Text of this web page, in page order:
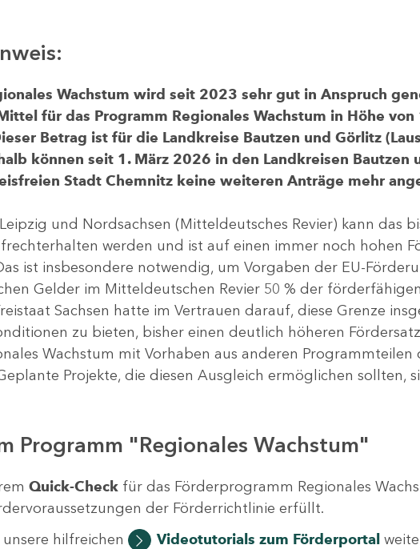
Wachstum wird seit 2023 sehr gut in Anspruch
für das Programm Regionales Wachstum in Höhe
Betrag ist für die Landkreise Bautzen und Görlitz
können seit 1. März 2026 in den Landkreisen
Stadt Chemnitz keine weiteren Anträge mehr
und Nordsachsen (Mitteldeutsches Revier) kann das
werden und ist auf einen immer noch hohen
ist insbesondere notwendig, um Vorgaben der EU-
Gelder im Mitteldeutschen Revier 50 % der
Sachsen hatte im Vertrauen darauf, diese Grenze
zu bieten, bisher einen deutlich höheren
Wachstum mit Vorhaben aus anderen Programmteilen
Projekte, die diesen Ausgleich ermöglichen sollten,
Programm "Regionales Wachstum"
Quick-Check für das Förderprogramm Regionales
der Förderrichtlinie erfüllt.
hilfreichen
Videotutorials zum Förderportal